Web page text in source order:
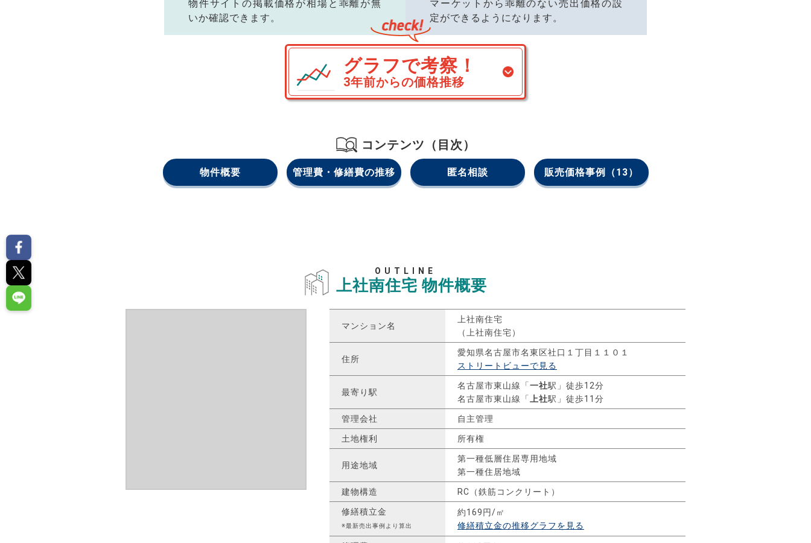
物件サイトの掲載価格が相場と乖離が無
いか確認できます。
マーケットから乖離のない売出価格の設
定ができるようになります。
グラフで考察！
3年前からの価格推移
コンテンツ（目次）
物件概要 管理費・修繕費の推移 匿名相談 販売価格事例 （13）
OUTLINE
上社南住宅 物件概要
マンション名
上社南住宅
（上社南住宅）
住所
愛知県名古屋市名東区社口１丁目１１０１
ストリートビューで見る
最寄り駅
名古屋市東山線「 一社駅」徒歩12分
名古屋市東山線「
上社駅」徒歩11分
管理会社 自主管理
土地権利 所有権
用途地域
第一種低層住居専用地域
第一種住居地域
建物構造 RC（鉄筋コンクリート）
修繕積立金
※最新売出事例より算出
約169円/㎡
修繕積立金の推移グラフを見る